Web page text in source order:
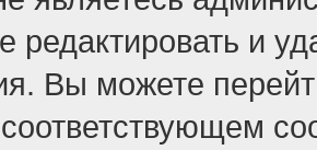
редактировать и
Вы можете